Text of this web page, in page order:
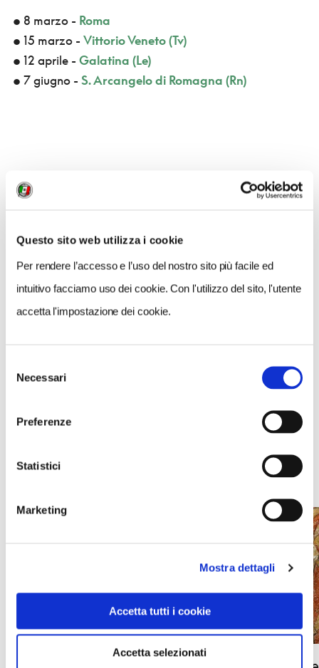
Questo sito web utilizza i cookie
Per rendere l’accesso e l’uso del nostro sito più facile ed
intuitivo facciamo uso dei cookie. Con l'utilizzo del sito, l'utente
accetta l'impostazione dei cookie.
delNecessari
Preferenze
Statistici
Marketing
Mostra dettagli
Accetta tutti i cookie
Accetta selezionati
• 8 marzo - Roma
• 15 marzo - Vittorio Veneto (Tv)
• 12 aprile - Galatina (Le)
• 7 giugno - S. Arcangelo di Romagna (Rn)
CONDIVIDI
0
LIKE